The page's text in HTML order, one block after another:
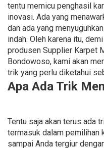
tentu memicu penghasil
inovasi. Ada yang
dan ada yang
indah. Oleh karena itu,
produsen Supplier Karpet
Bondowoso, kami akan
trik yang perlu diketahui
Apa Ada Trik
Tentu saja akan terus ada
termasuk dalam pemilihan
sampai Anda tergiur